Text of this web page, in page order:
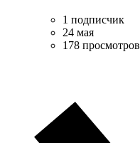
1 подписчик
24 мая
178 просмотров